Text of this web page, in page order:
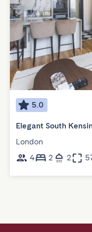
5.0
Elegant South
London
4
2 2